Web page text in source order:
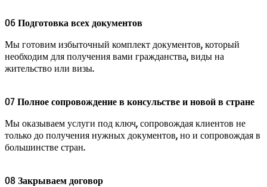
06 Подготовка всех документов
Мы готовим избыточный комплект документов, который
необходим для получения вами гражданства, виды на
жительство или визы.
07 Полное сопровождение в консульстве и новой в стране
Мы оказываем услуги под ключ, сопровождая клиентов не
только до получения нужных документов, но и сопровождая в
большинстве стран.
08 Закрываем договор